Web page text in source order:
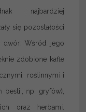
najbardziej
się pozostałości
dwór. Wśród jego
zdobione kafle
roślinnymi i
bestii, np. gryfów),
oraz herbami.